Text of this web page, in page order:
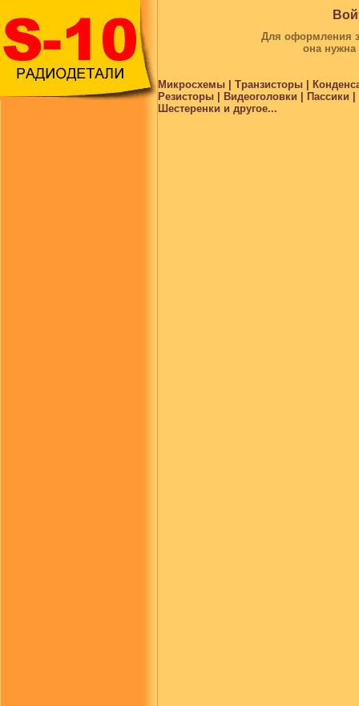
Для оформления
она
Микросхемы | Транзисторы |
Резисторы | Видеоголовки |
Шестеренки и другое...